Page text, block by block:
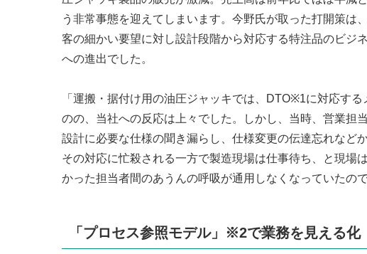
う非常事態を迎えてしまいます。今野氏が取った打開策は
客の細かい要望に対し設計段階から対応する特注品のビジ
への進出でした。
「運搬・据付け用の油圧ジャッキでは、DTO※1に対応す
のの、当社への反応は上々でした。しかし、当時、営業担
設計に必要な仕様の聞き漏らし、仕様変更の伝達忘れなど
その対応に忙殺される一方で製造現場は仕事待ち、と現場
かった担当者間のあうんの呼吸が通用しなくなっていたの
「プロセス参照モデル」※2で業務を見える化